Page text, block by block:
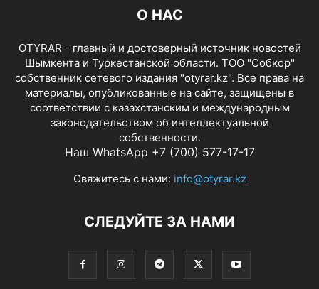
О НАС
OTYRAR - главный и достоверный источник новостей
Шымкента и Туркестанской области. ТОО "Собкор"
собственник сетевого издания "otyrar.kz". Все права на
материалы, опубликованные на сайте, защищены в
соответствии с казахстанским и международным
законодательством об интеллектуальной
собственности.
Наш WhatsApp +7 (700) 577-17-17
Свяжитесь с нами: info@otyrar.kz
СЛЕДУЙТЕ ЗА НАМИ